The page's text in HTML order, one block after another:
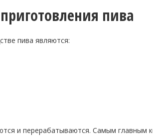
пива
пива являются:
и перерабатываются. Самым главным